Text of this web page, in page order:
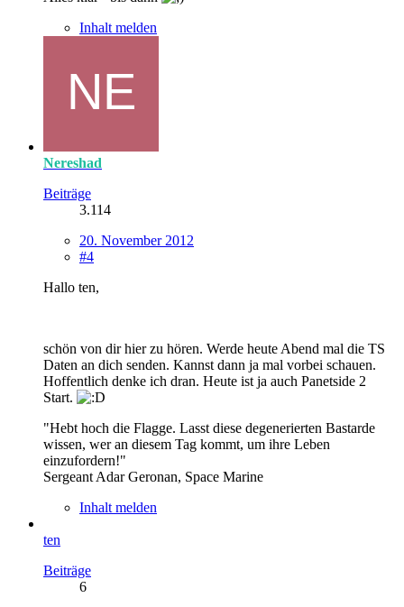
Inhalt melden
Nereshad
Beiträge
3.114
20. November 2012
#4
Hallo ten,
schön von dir hier zu hören. Werde heute Abend mal die TS
Daten an dich senden. Kannst dann ja mal vorbei schauen.
Hoffentlich denke ich dran. Heute ist ja auch Panetside 2
Start.
"Hebt hoch die Flagge. Lasst diese degenerierten Bastarde
wissen, wer an diesem Tag kommt, um ihre Leben
einzufordern!"
Sergeant Adar Geronan, Space Marine
Inhalt melden
ten
Beiträge
6